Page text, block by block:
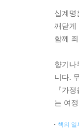
십계명
깨닫게
함께
향기나
니다.
『가
는 여
책의 일